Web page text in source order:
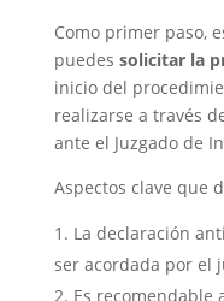
Como primer paso,
puedes solicitar la
inicio del
realizarse a través
ante el Juzgado de
Aspectos clave que
La declaración
ser acordada por el
Es recomendable